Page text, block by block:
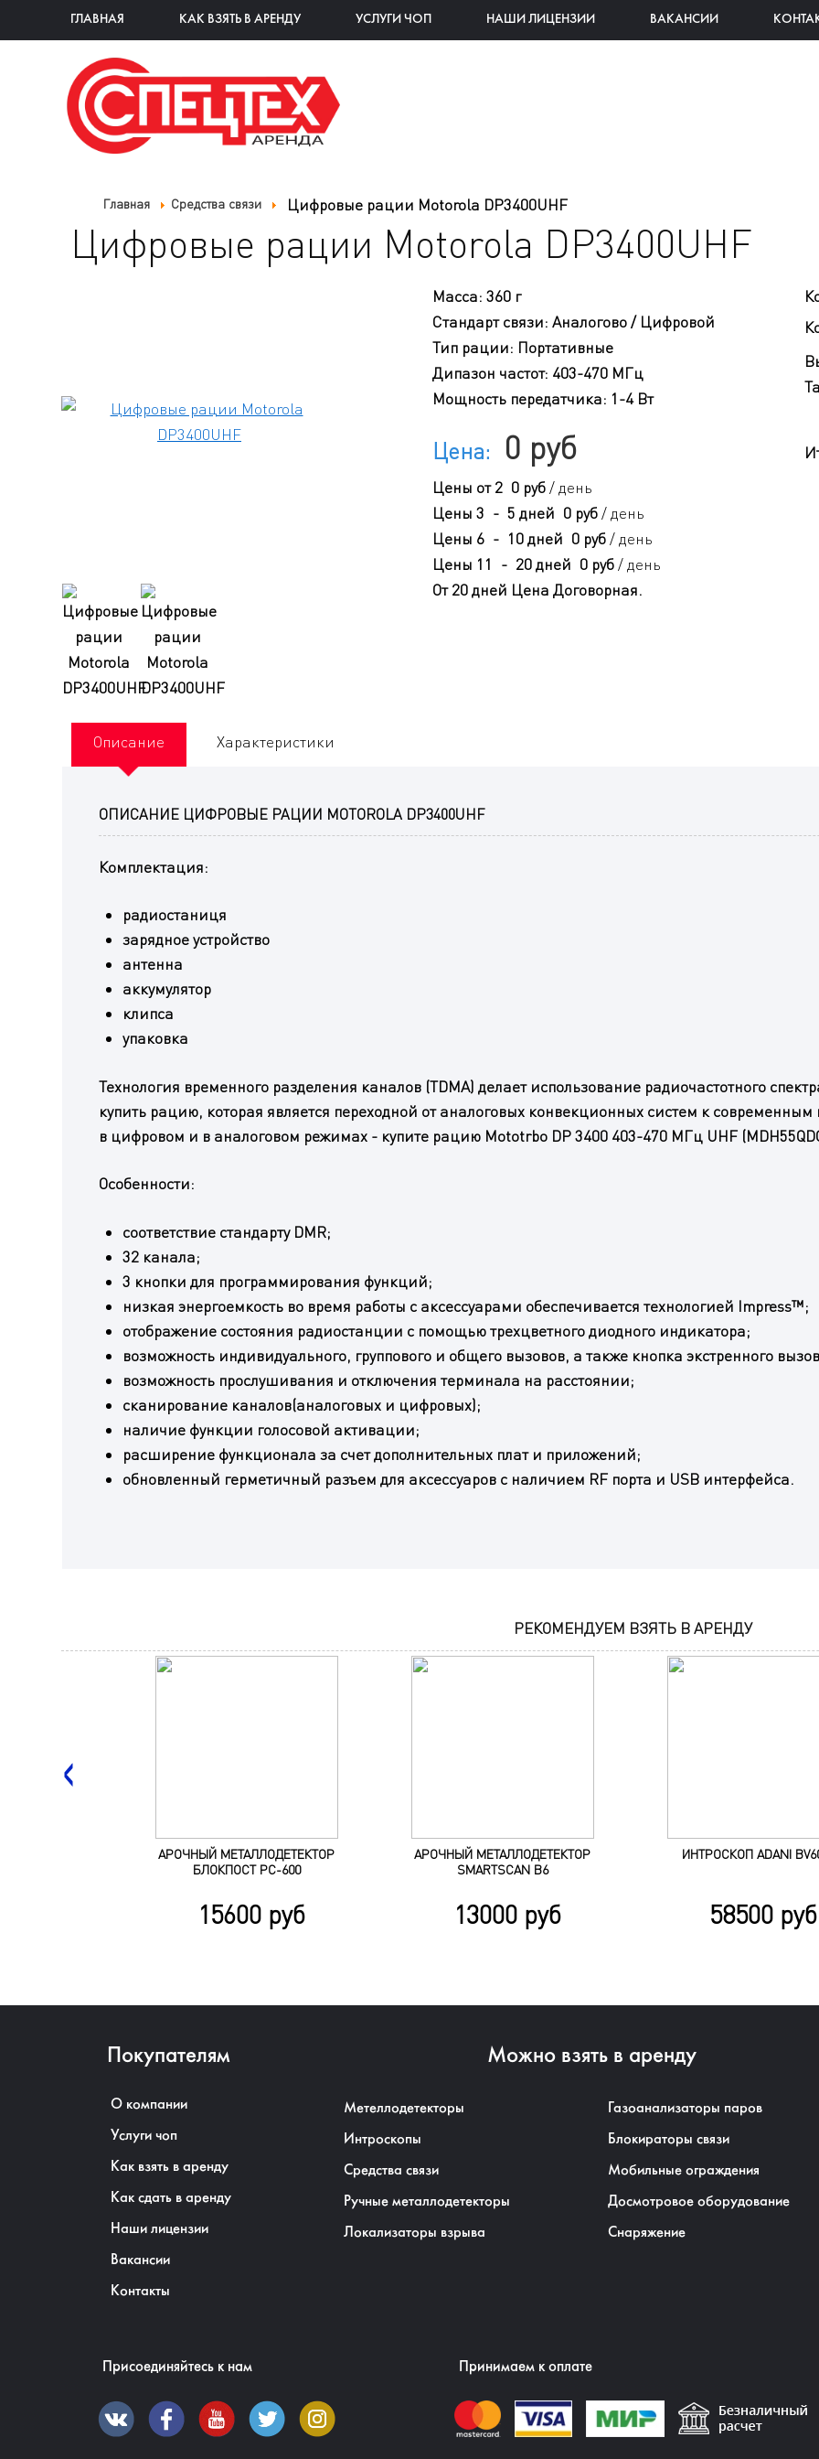
ГЛАВНАЯ КАК ВЗЯТЬ В АРЕНДУ УСЛУГИ ЧОП НАШИ ЛИЦЕНЗИИ ВАКАНСИИ
Главная Средства связи Цифровые рации Motorola DP3400UHF
Цифровые рации Motorola DP3400UHF
Масса:360 г
Стандарт связи:Аналогово / Цифровой
Тип рации: Портативные
Дипазон частот: 403-470 МГц
Мощность передатчика: 1-4 Вт
Цена: 0 руб
Цены от 2 0 руб / день
Цены3 - 5 дней 0 руб / день
Цены 6 - 10 дней 0 руб / день
Цены 11 - 20 дней 0 руб / день
От 20 дней Цена Договорная.
Описание
ОПИСАНИЕ ЦИФРОВЫЕ РАЦИИ MOTOROLA DP3400UHF
Комплектация:
радиостаниця
зарядное устройство
антенна
аккумулятор
клипса
упаковка
Технология временного разделения каналов (TDMA) делает использование радиочастотного
купить рацию, которая является переходной от аналоговых конвекционных систем к
в цифровом и в аналоговом режимах - купите рацию Mototrbo DP 3400 403-470 МГц UHF
Особенности:
соответствие стандарту DMR;
32 канала;
3 кнопки для программирования функций;
низкая энергоемкость во время работы с аксессуарами обеспечивается технологией Impress™;
отображение состояния радиостанции с помощью трехцветного диодного индикатора;
возможность индивидуального, группового и общего вызовов, а также кнопка экстренного
возможность прослушивания и отключения терминала на расстоянии;
сканирование каналов(аналоговых и цифровых);
наличие функции голосовой активации;
расширение функционала за счет дополнительных плат и приложений;
обновленный герметичный разъем для аксессуаров с наличием RF порта и USB интерфейса.
Характеристики
РЕКОМЕНДУЕМ ВЗЯТЬ В АРЕНДУ
АРОЧНЫЙ МЕТАЛЛОДЕТЕКТОР
БЛОКПОСТ РС-600
15600 руб
АРОЧНЫЙ МЕТАЛЛОДЕТЕКТОР
SMARTSCAN B6
13000 руб
ИНТРОСКОП ADANI
58500 руб
Покупателям
О компании
Услуги чоп
Как взять в аренду
Как сдать в аренду
Наши лицензии
Вакансии
Контакты
Можно взять в аренду
Метеллодетекторы
Интроскопы
Средства связи
Ручные металлодетекторы
Локализаторы взрыва
Газоанализаторы паров
Блокираторы связи
Мобильные ограждения
Досмотровое оборудование
Снаряжение
Присоединяйтесь к нам Принимаем к оплате